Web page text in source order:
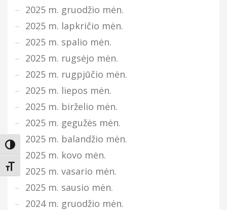
Įjungti didesnį kontrastą
Keisti teksto dydį
2025 m. gruodžio mėn.
2025 m. lapkričio mėn.
2025 m. spalio mėn.
2025 m. rugsėjo mėn.
2025 m. rugpjūčio mėn.
2025 m. liepos mėn.
2025 m. birželio mėn.
2025 m. gegužės mėn.
2025 m. balandžio mėn.
2025 m. kovo mėn.
2025 m. vasario mėn.
2025 m. sausio mėn.
2024 m. gruodžio mėn.